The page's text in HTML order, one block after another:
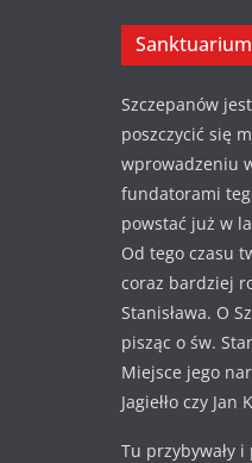
Szczepanów
poszczycić się
wprowadzeniu
fundatorami
powstać już w
Od tego czasu
coraz bardziej
Stanisława. O
pisząc o św.
Miejsce jego
Jagiełło czy Jan
Tu przybywały